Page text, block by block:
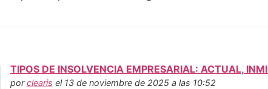
TIPOS DE INSOLVENCIA EMPRESARIAL: ACTUAL,
porclearis el 13 de noviembre de 2025 a las 10:52